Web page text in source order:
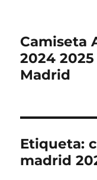
Camiseta
2024
Madrid
Etiqueta:
madrid